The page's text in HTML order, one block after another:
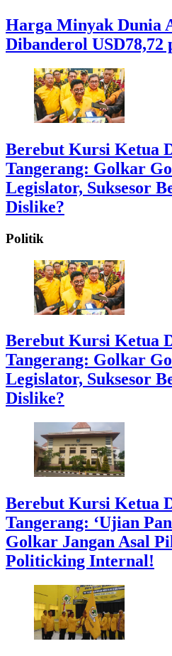
Harga Minyak Dunia
Dibanderol USD78,72
Berebut Kursi Ketua
Tangerang: Golkar
Legislator, Suksesor
Dislike?
Politik
Berebut Kursi Ketua
Tangerang: Golkar
Legislator, Suksesor
Dislike?
Berebut Kursi Ketua
Tangerang: ‘Ujian
Golkar Jangan Asal
Politicking Internal!